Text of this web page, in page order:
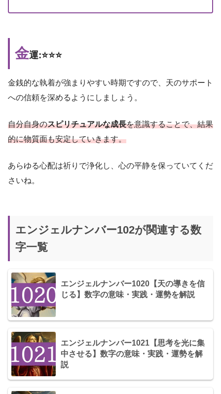
金運:⭐️⭐️⭐️
金銭的な執着が強まりやすい時期ですので、天のサポート
への信頼を深めるようにしましょう。
自分自身のスピリチュアルな成長を意識することで、結果
的に物質面も安定していきます。
あらゆる心配は祈りで浄化し、心の平静を保っていてくだ
さいね。
エンジェルナンバー102が関連する数
字一覧
エンジェルナンバー1020【天の導きを信
じる】数字の意味・実践・運勢を解説
エンジェルナンバー1021【思考を光に集
中させる】数字の意味・実践・運勢を解
説